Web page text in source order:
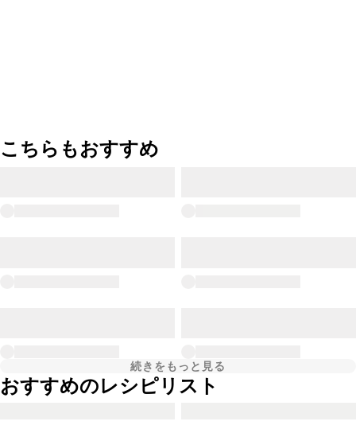
こちらもおすすめ
続きをもっと見る
おすすめのレシピリスト